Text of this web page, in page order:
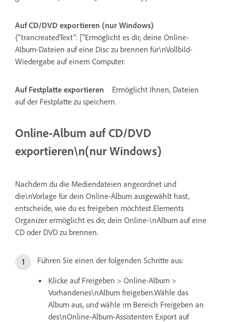
Auf CD/DVD exportieren (nur Windows)
{"trancreatedText": ["Ermöglicht es dir, deine Online-
Album-Dateien auf eine Disc zu brennen für\nVollbild-
Wiedergabe auf einem Computer.
Auf Festplatte exportieren
Ermöglicht Ihnen, Dateien
auf der Festplatte zu speichern.
Online-Album auf CD/DVD
exportieren\n(nur Windows)
Nachdem du die Mediendateien angeordnet und
die\nVorlage für dein Online-Album ausgewählt hast,
entscheide, wie du es freigeben möchtest.Elements
Organizer ermöglicht es dir, dein Online-\nAlbum auf eine
CD oder DVD zu brennen.
Führen Sie einen der folgenden Schritte aus:
Klicke auf Freigeben > Online-Album >
Vorhandenes\nAlbum freigeben.Wähle das
Album aus, und wähle im Bereich Freigeben an
des\nOnline-Album-Assistenten Export auf